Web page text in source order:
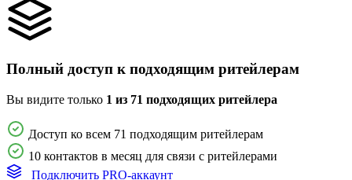
Полный доступ к подходящим ритейлерам
Вы видите только 1 из 71 подходящих ритейлера
Доступ ко всем 71 подходящим ритейлерам
10 контактов в месяц для связи с ритейлерами
Подключить PRO-аккаунт